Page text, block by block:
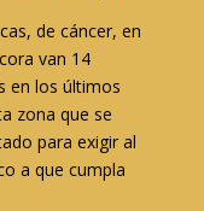
de cáncer, en
van 14
en los últimos
zona que se
para exigir al
a que cumpla